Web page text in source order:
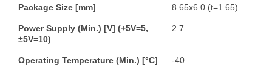
Package Size [mm] 8.65x6.0 (t=1.65)
Power Supply (Min.) [V] (+5V=5,
±5V=10)
2.7
Operating Temperature (Min.) [°C] -40